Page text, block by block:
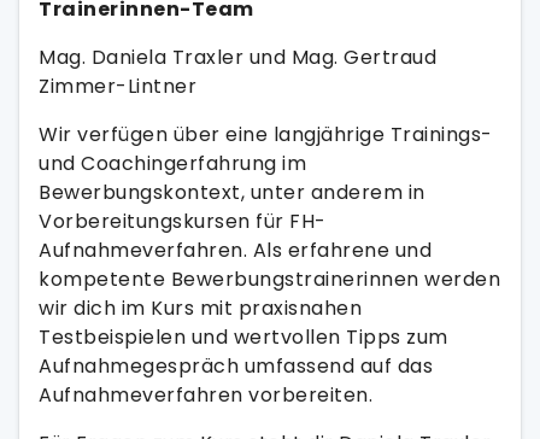
Trainerinnen-Team
Mag. Daniela Traxler und Mag. Gertraud
Zimmer-Lintner
Wir verfügen über eine langjährige Trainings-
und Coachingerfahrung im
Bewerbungskontext, unter anderem in
Vorbereitungskursen für FH-
Aufnahmeverfahren. Als erfahrene und
kompetente Bewerbungstrainerinnen werden
wir dich im Kurs mit praxisnahen
Testbeispielen und wertvollen Tipps zum
Aufnahmegespräch umfassend auf das
Aufnahmeverfahren vorbereiten.